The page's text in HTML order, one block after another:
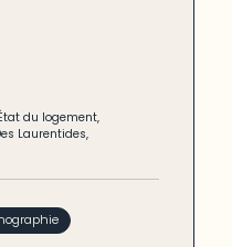
du logement,
Laurentides,